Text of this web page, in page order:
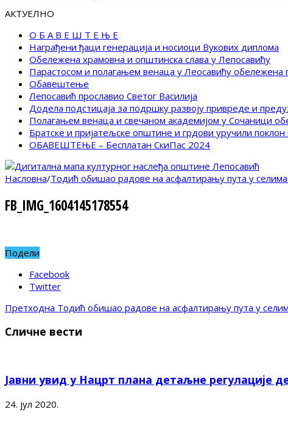
АКТУЕЛНО
О Б А В Е Ш Т Е Њ Е
Награђени ђаци генерација и носиоци Вукових диплома
Обележена храмовна и општинска слава у Лепосавићу
Парастосом и полагањем венаца у Леосавићу
Обавештење
Лепосавић прославио Светог Василија
Додела подстицаја за подршку развоју привреде и
Полагањем венаца и свечаном академијом у Сочаници
Братске и пријатељске општине и грдови уручили
ОБАВЕШТЕЊЕ – Бесплатан СкиПас 2024
Насловна/Тодић обишао радове на асфалтирању пута у
FB_IMG_1604145178554
Подели
Facebook
Twitter
Претходна Тодић обишао радове на асфалтирању пута у
Сличне вести
Јавни увид у Нацрт плана детаљне регулације
24. јул 2020.